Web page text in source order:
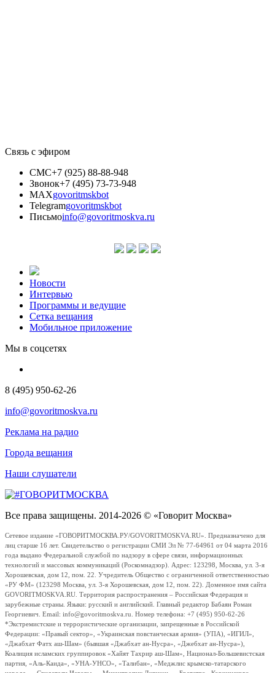
Связь с эфиром
СМС+7 (925) 88-88-948
Звонок+7 (495) 73-73-948
MAXgovoritmskbot
Telegramgovoritmskbot
Письмоinfo@govoritmoskva.ru
Новости
Интервью
Программы и ведущие
Сетка вещания
Мобильное приложение
Мы в соцсетях
8 (495) 950-62-26
info@govoritmoskva.ru
Реклама на радио
Города вещания
Наши слушатели
Все права защищены. 2014-2026 © «Говорит Москва»
Сетевое издание «ГОВОРИТМОСКВА.РУ/GOVORITMOSKVA.RU». Предназначено для
лиц старше 16 лет. Свидетельство о регистрации СМИ Эл № 77-64961 от 04 марта 2016
года выдано Федеральной службой по надзору в сфере связи, информационных
технологий и массовых коммуникаций (Роскомнадзор). Адрес: 123298, Москва, ул. 3-я
Хорошевская, дом 12, пом. 22. Учредитель Общество с ограниченной ответственностью
«РУ ФМ» (123298 Москва, ул. 3-я Хорошевская, дом 12, пом. 22). Доменное имя сайта
GOVORITMOSKVA.RU. Территория распространения – Российская Федерация и
зарубежные страны. Языки: русский и английский. Главный редактор Бабаян Роман
Георгиевич. Email: info@govoritmoskva.ru. Номер телефона: +7 (495) 950-62-26
*Экстремистские и террористические организации, запрещенные в Российской
Федерации: «Правый сектор», «Украинская повстанческая армия» (УПА), «ИГИЛ»,
«Джабхат Фатх аш-Шам» (бывшая «Джабхат ан-Нусра», «Джебхат ан-Нусра»),
Коалиция исламских группировок «Хайят Тахрир аш-Шам», Национал-Большевистская
партия, «Аль-Каида», «УНА-УНСО», «Талибан», «Меджлис крымско-татарского